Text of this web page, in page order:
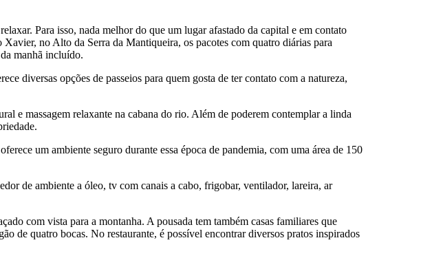
Para isso, nada melhor do que um lugar afastado da capital e em contato
no Alto da Serra da Mantiqueira, os pacotes com quatro diárias para
manhã incluído.
diversas opções de passeios para quem gosta de ter contato com a natureza,
e massagem relaxante na cabana do rio. Além de poderem contemplar a linda
um ambiente seguro durante essa época de pandemia, com uma área de 150
de ambiente a óleo, tv com canais a cabo, frigobar, ventilador, lareira, ar
com vista para a montanha. A pousada tem também casas familiares que
de quatro bocas. No restaurante, é possível encontrar diversos pratos inspirados